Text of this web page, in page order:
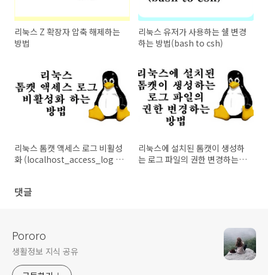
리눅스 Z 확장자 압축 해제하는
방법
리눅스 유저가 사용하는 쉘 변경
하는 방법(bash to csh)
리눅스 톰캣 액세스 로그 비활성
화 (localhost_access_log 해
리눅스에 설치된 톰캣이 생성하
는 로그 파일의 권한 변경하는
댓글
Pororo
생활정보 지식 공유